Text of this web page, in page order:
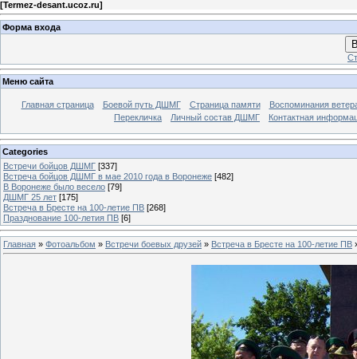
[Termez-desant.ucoz.ru]
Форма входа
Меню сайта
Главная страница Боевой путь ДШМГ Страница памяти
Воспоминания
Перекличка
Личный состав ДШМГ Контактная
Categories
Встречи бойцов ДШМГ [337]
Встреча бойцов ДШМГ в мае 2010 года в Воронеже [482]
В Воронеже было весело [79]
ДШМГ 25 лет [175]
Встреча в Бресте на 100-летие ПВ [268]
Празднование 100-летия ПВ [6]
Главная » Фотоальбом » Встречи боевых друзей » Встреча в Бресте на 100-летие ПВ